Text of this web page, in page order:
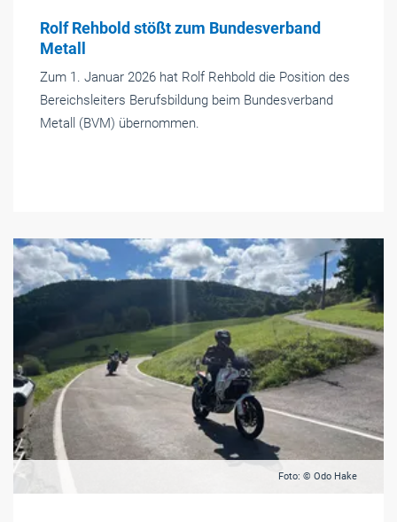
Rolf Rehbold stößt zum Bundesverband
Metall
Zum 1. Januar 2026 hat Rolf Rehbold die Position des
Bereichsleiters Berufsbildung beim Bundesverband
Metall (BVM) übernommen.
Foto: © Odo Hake